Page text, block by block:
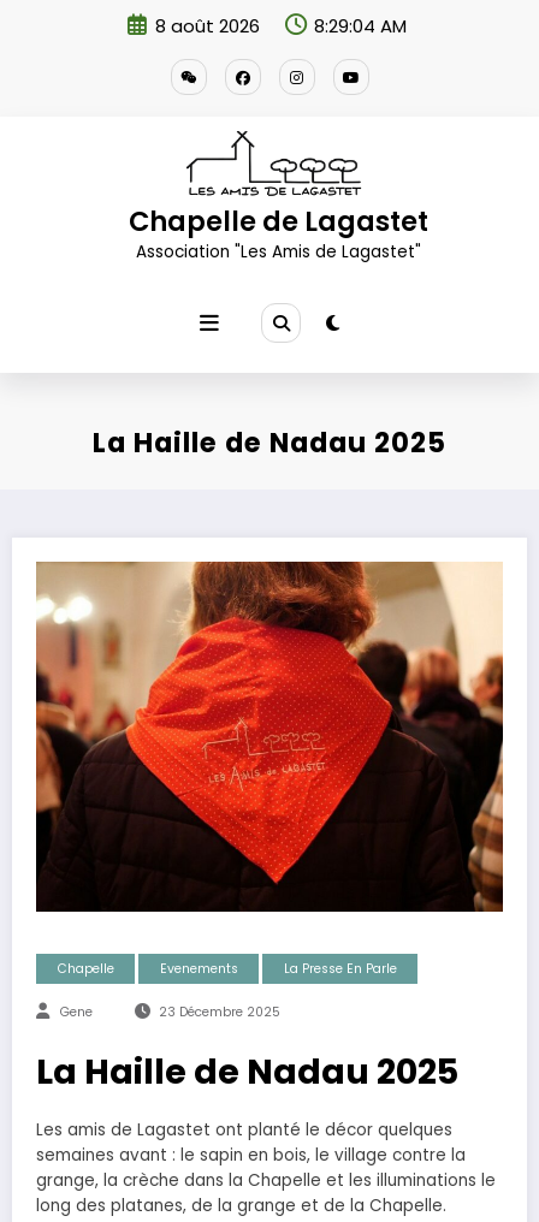
8 août 2026 8:29:06 AM
Chapelle de Lagastet
Association "Les Amis de Lagastet"
La Haille de Nadau 2025
Chapelle Evenements La Presse En Parle
Gene 23 Décembre 2025
La Haille de Nadau 2025
Les amis de Lagastet ont planté le décor quelques
semaines avant : le sapin en bois, le village contre la
grange, la crèche dans la Chapelle et les illuminations le
long des platanes, de la grange et de la Chapelle.